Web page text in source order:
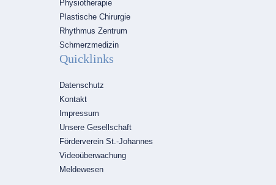
Physiotherapie
Plastische Chirurgie
Rhythmus Zentrum
Schmerzmedizin
Quicklinks
Navigation
überspringen
Datenschutz
Kontakt
Impressum
Unsere Gesellschaft
Förderverein St.-Johannes
Videoüberwachung
Meldewesen